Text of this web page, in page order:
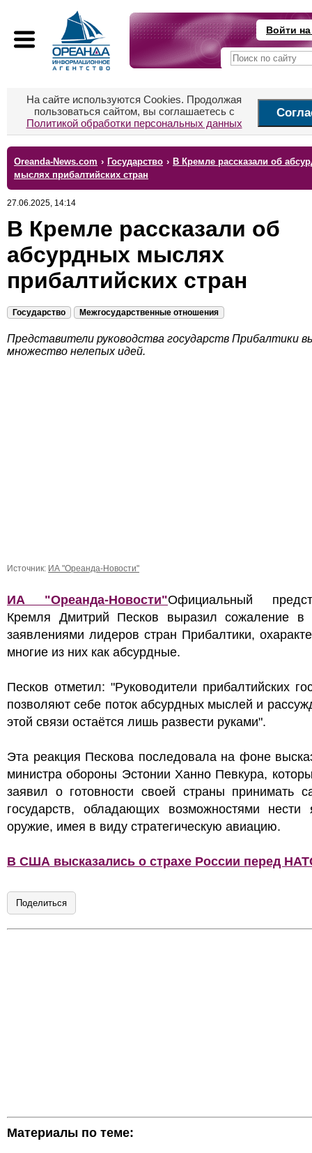
Войти
На сайте используются Cookies. Продолжая
пользоваться сайтом, вы соглашаетесь с
Политикой обработки персональных данных
Oreanda-News.com › Государство › В Кремле рассказали об
мыслях прибалтийских стран
27.06.2025, 14:14
В Кремле рассказали об
абсурдных мыслях
прибалтийских стран
Государство Межгосударственные отношения
Представители руководства государств Прибалтики
множество нелепых идей.
Источник: ИА "Ореанда-Новости"
ИА "Ореанда-Новости"Официальный
Кремля Дмитрий Песков выразил сожаление в
заявлениями лидеров стран Прибалтики,
многие из них как абсурдные.
Песков отметил: "Руководители прибалтийских
позволяют себе поток абсурдных мыслей и
этой связи остаётся лишь развести руками".
Эта реакция Пескова последовала на фоне
министра обороны Эстонии Ханно Певкура,
заявил о готовности своей страны принимать
государств, обладающих возможностями нести
оружие, имея в виду стратегическую авиацию.
В США высказались о страхе России перед
Поделиться
Материалы по теме: